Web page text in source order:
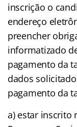
inscrição o
endereço
preencher
informatizado
pagamento da
dados
pagamento da
a) estar inscrito